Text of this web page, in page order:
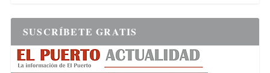
SUSCRÍBETE GRATIS